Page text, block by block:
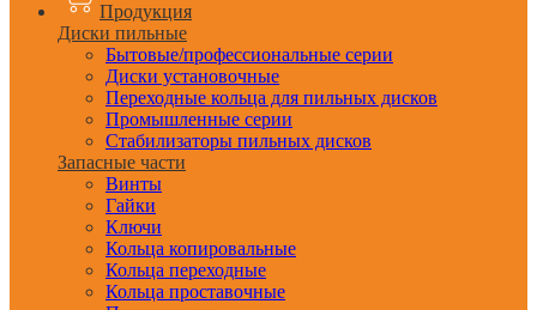
Продукция
Диски пильные
Бытовые/профессиональные серии
Диски установочные
Переходные кольца для пильных дисков
Промышленные серии
Стабилизаторы пильных дисков
Запасные части
Винты
Гайки
Ключи
Кольца копировальные
Кольца переходные
Кольца проставочные